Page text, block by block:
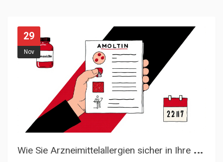
29
Nov
W
ie Sie Arzneimittelallergien sicher in Ihre medizinischen Unterlagen eintragen